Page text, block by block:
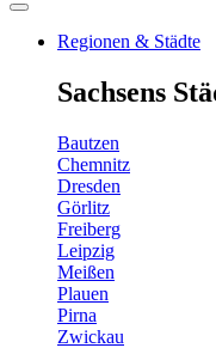
Regionen & Städte
Sachsens
Bautzen
Chemnitz
Dresden
Görlitz
Freiberg
Leipzig
Meißen
Plauen
Pirna
Zwickau